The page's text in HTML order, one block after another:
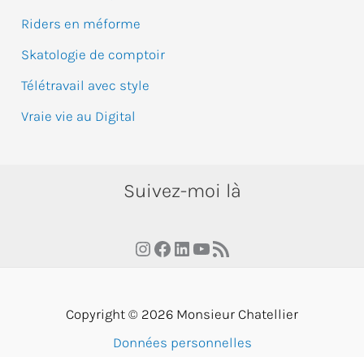
Riders en méforme
Skatologie de comptoir
Télétravail avec style
Vraie vie au Digital
Suivez-moi là
Instagram
Facebook
LinkedIn
YouTube
RSS Feed
Copyright © 2026 Monsieur Chatellier
Données personnelles